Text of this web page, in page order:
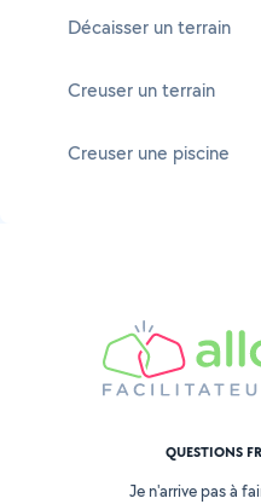
Décaisser un terrain
Creuser un terrain
Creuser une piscine
QUESTIONS
Je n'arrive pas à